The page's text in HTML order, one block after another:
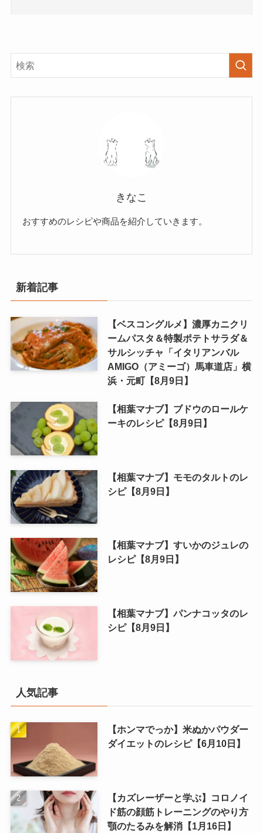
きなこ
おすすめのレシピや商品を紹介していきます。
新着記事
【ベスコングルメ】濃厚カニクリ
ームパスタ＆特製ポテトサラダ＆
サルシッチャ「イタリアンバル
AMIGO（アミーゴ）馬車道店」横
浜・元町【8月9日】
【相葉マナブ】ブドウのロールケ
ーキのレシピ【8月9日】
【相葉マナブ】モモのタルトのレ
シピ【8月9日】
【相葉マナブ】すいかのジュレの
レシピ【8月9日】
【相葉マナブ】パンナコッタのレ
シピ【8月9日】
人気記事
【ホンマでっか】米ぬかパウダー
ダイエットのレシピ【6月10日】
【カズレーザーと学ぶ】コロノイ
ド筋の顔筋トレーニングのやり方
顎のたるみを解消【1月16日】